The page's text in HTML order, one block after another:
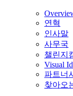
연혁
인사말
사무국
챌린지
Visual
파트너
찾아오